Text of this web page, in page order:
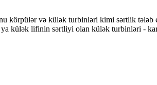
körpülər və külək turbinləri kimi sərtlik tələb
külək lifinin sərtliyi olan külək turbinləri -